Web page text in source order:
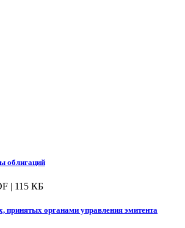
облигаций
| 115 КБ
принятых органами управления эмитента